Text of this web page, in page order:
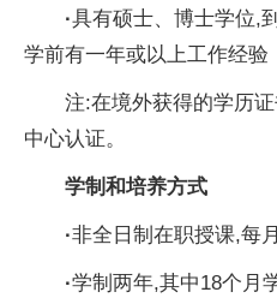
·具有硕士、博士学位,
学前有一年或以上工作经验
注:在境外获得的学历
中心认证。
学制和培养方式
·非全日制在职授课,每
·学制两年,其中18个月